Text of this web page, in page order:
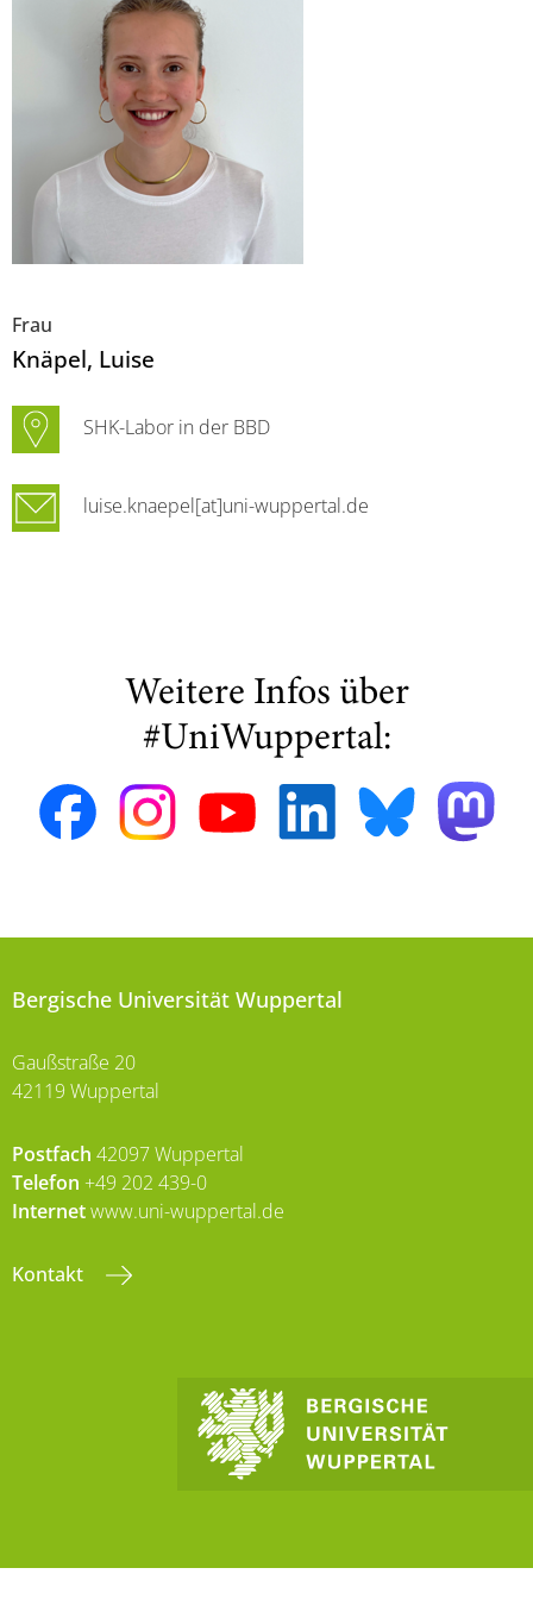
Frau
Knäpel, Luise
SHK-Labor in der BBD
luise.knaepel[at]uni-wuppertal.de
Weitere Infos über
#UniWuppertal:
Bergische Universität Wuppertal
Gaußstraße 20
42119 Wuppertal
Postfach 42097 Wuppertal
Telefon +49 202 439-0
Internetwww.uni-wuppertal.de
Kontakt